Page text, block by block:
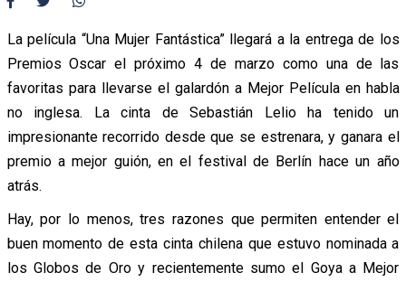
La película “Una Mujer Fantástica” llegará a la entrega de los
Premios Oscar el próximo 4 de marzo como una de las
favoritas para llevarse el galardón a Mejor Película en habla
no inglesa. La cinta de Sebastián Lelio ha tenido un
impresionante recorrido desde que se estrenara, y ganara el
premio a mejor guión, en el festival de Berlín hace un año
atrás.
Hay, por lo menos, tres razones que permiten entender el
buen momento de esta cinta chilena que estuvo nominada a
los Globos de Oro y recientemente sumo el Goya a Mejor